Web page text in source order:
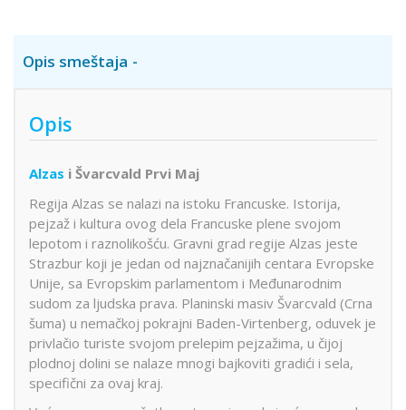
Opis smeštaja
Opis
Alzas i Švarcvald Prvi Maj
Regija Alzas se nalazi na istoku Francuske. Istorija,
pejzaž i kultura ovog dela Francuske plene svojom
lepotom i raznolikošću. Gravni grad regije Alzas jeste
Strazbur koji je jedan od najznačanijih centara Evropske
Unije, sa Evropskim parlamentom i Međunarodnim
sudom za ljudska prava. Planinski masiv Švarcvald (Crna
šuma) u nemačkoj pokrajni Baden-Virtenberg, oduvek je
privlačio turiste svojom prelepim pejzažima, u čijoj
plodnoj dolini se nalaze mnogi bajkoviti gradići i sela,
specifični za ovaj kraj.